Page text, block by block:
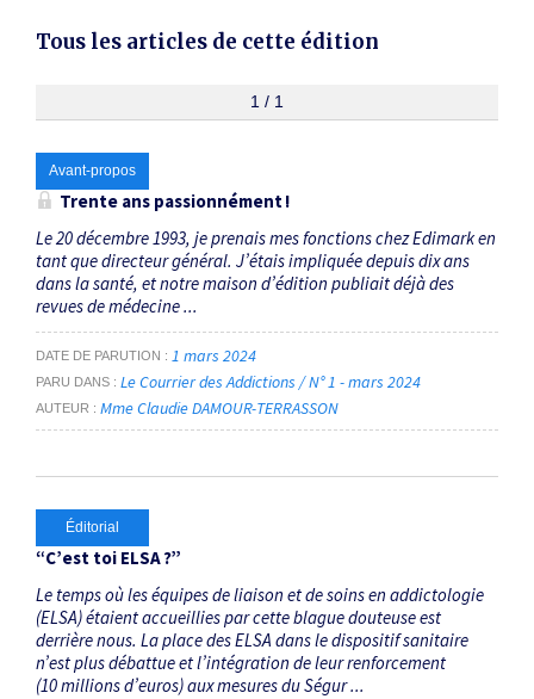
DuTous les articles de cette édition
1 / 1
Avant-propos
Trente ans passionnément !
Le 20 décembre 1993, je prenais mes fonctions chez Edimark en
tant que directeur général. J’étais impliquée depuis dix ans
dans la santé, et notre maison d’édition publiait déjà des
revues de médecine ...
DATE DE PARUTION 1 mars 2024
PARU DANS Le Courrier des Addictions / N° 1 - mars 2024
AUTEUR Mme Claudie DAMOUR-TERRASSON
Éditorial
“C’est toi ELSA ?”
Le temps où les équipes de liaison et de soins en addictologie
(ELSA) étaient accueillies par cette blague douteuse est
derrière nous. La place des ELSA dans le dispositif sanitaire
n’est plus débattue et l’intégration de leur renforcement
(10 millions d’euros) aux mesures du Ségur ...